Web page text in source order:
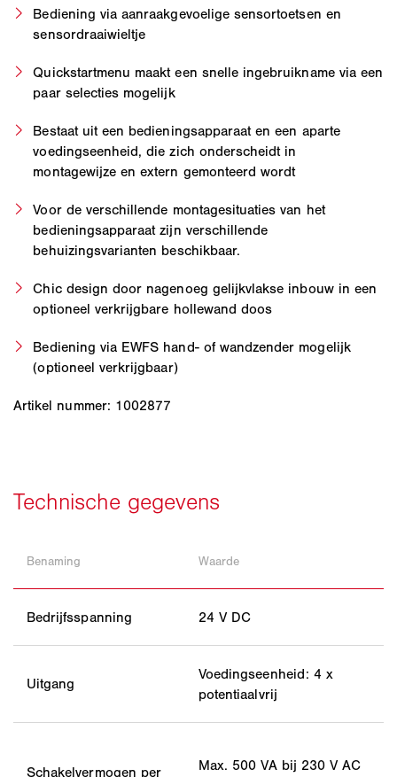
Bediening via aanraakgevoelige sensortoetsen en
sensordraaiwieltje
Quickstartmenu maakt een snelle ingebruikname via een
paar selecties mogelijk
Bestaat uit een bedieningsapparaat en een aparte
voedingseenheid, die zich onderscheidt in
montagewijze en extern gemonteerd wordt
Voor de verschillende montagesituaties van het
bedieningsapparaat zijn verschillende
behuizingsvarianten beschikbaar.
Chic design door nagenoeg gelijkvlakse inbouw in een
optioneel verkrijgbare hollewand doos
Bediening via EWFS hand- of wandzender mogelijk
(optioneel verkrijgbaar)
Artikel nummer: 1002877
Benaming Waarde
Bedrijfsspanning 24 V DC
Uitgang
Voedingseenheid: 4 x
potentiaalvrij
Schakelvermogen per
Max. 500 VA bij 230 V AC